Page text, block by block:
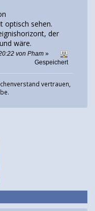
optisch sehen.
der
wäre.
von Pham »
Gespeichert
vertrauen,